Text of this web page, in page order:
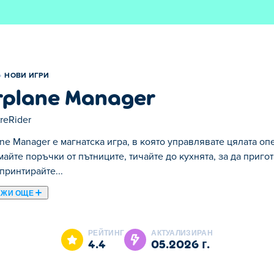
НОВИ ИГРИ
Manager
Manager е магнатска игра, в която управлявате цялата
поръчки от пътниците, тичайте до кухнята, за да
ОЩЕ
управлявате цялата операция от пода нагоре в
събирайте печалбите си и реинвестирайте, за да
куестове поддържат нещата свежи, докато
РЕЙТИНГ
4.4
АКТУАЛИЗИРАН
05.2026 г.